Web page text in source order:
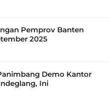
Pemprov Banten
2025
Demo Kantor
Ini